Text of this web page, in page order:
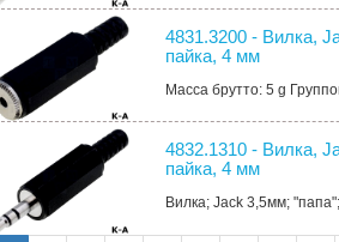
4831.3200 - Вилка,
пайка, 4 мм
Масса брутто: 5 g
4832.1310 - Вилка,
пайка, 4 мм
Вилка; Jack 3,5мм;